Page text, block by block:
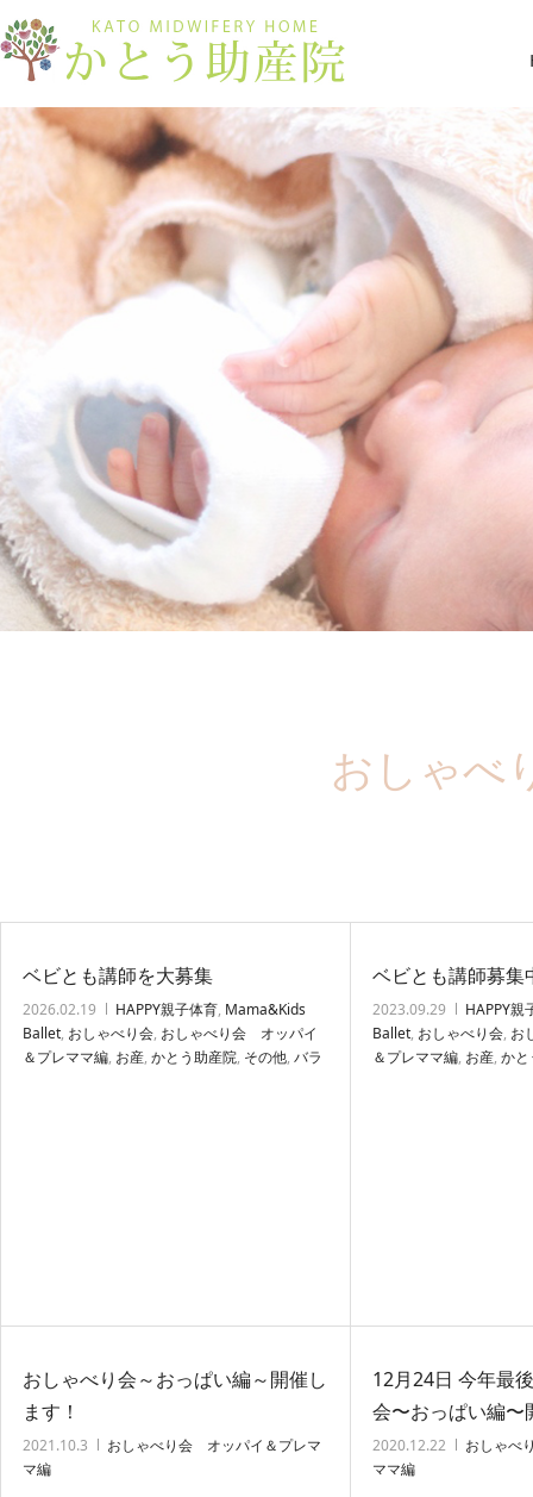
おしゃべ
ベビとも講師を大募集
2026.02.19 HAPPY親子体育, Mama&Kids
Ballet, おしゃべり会, おしゃべり会 オッパイ
＆プレママ編, お産, かとう助産院, その他, バラ
ベビとも講師募集
2023.09.29
HAPPY親
Ballet, おしゃべり会, お
＆プレママ編, お産, かと
おしゃべり会～おっぱい編～開催し
ます！
2021.10.3
おしゃべり会 オッパイ＆プレマ
マ編
12月24日 今年最
会〜おっぱい編
2020.12.22
おしゃべ
ママ編